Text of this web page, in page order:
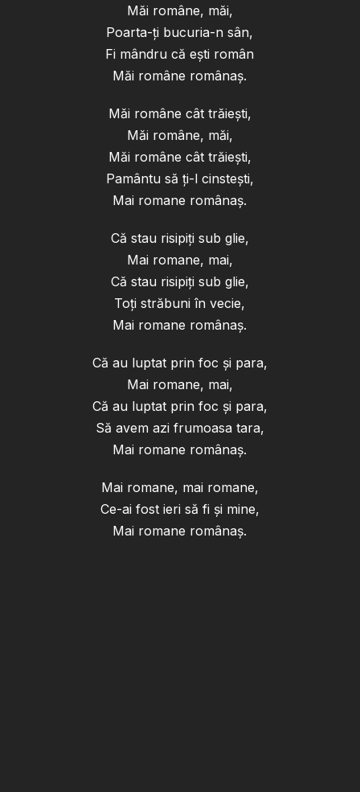
Măi române, măi,
Poarta-ți bucuria-n sân,
Fi mândru că ești român
Măi române românaș.
Măi române cât trăiești,
Măi române, măi,
Măi române cât trăiești,
Pamântu să ți-l cinstești,
Mai romane românaș.
Că stau risipiți sub glie,
Mai romane, mai,
Că stau risipiți sub glie,
Toți străbuni în vecie,
Mai romane românaș.
Că au luptat prin foc și para,
Mai romane, mai,
Că au luptat prin foc și para,
Să avem azi frumoasa tara,
Mai romane românaș.
Mai romane, mai romane,
Ce-ai fost ieri să fi și mine,
Mai romane românaș.